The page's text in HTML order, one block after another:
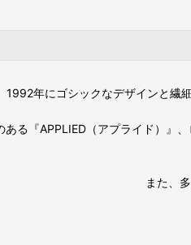
1992年にゴシックなデザインと繊
る『APPLIED（アプライド）』
また、